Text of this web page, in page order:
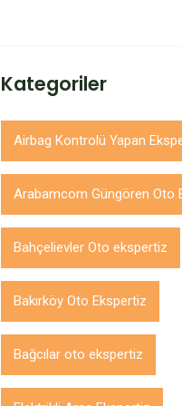
Kategoriler
Airbag Kontrolü Yapan
Arabamcom Güngören Oto
Bahçelievler Oto ekspertiz
Bakırköy Oto Ekspertiz
Bağcılar oto ekspertiz